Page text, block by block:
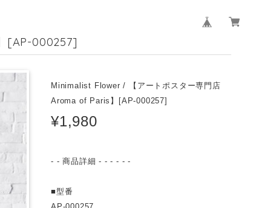
[AP-000257]
Minimalist Flower / 【アートポスター専門店
Aroma of Paris】[AP-000257]
¥1,980
- - 商品詳細 - - - - - -
■型番